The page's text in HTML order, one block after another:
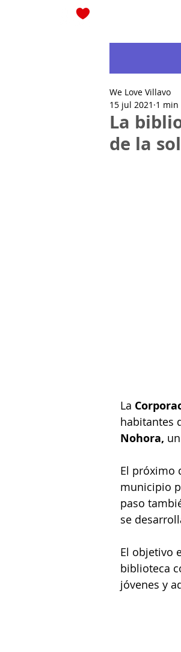
La
de la
We Love Villavo
15 jul 2021 1 min
La
habitantes
Nohora,
El próximo
municipio
paso
se
El objetivo
biblioteca
jóvenes y